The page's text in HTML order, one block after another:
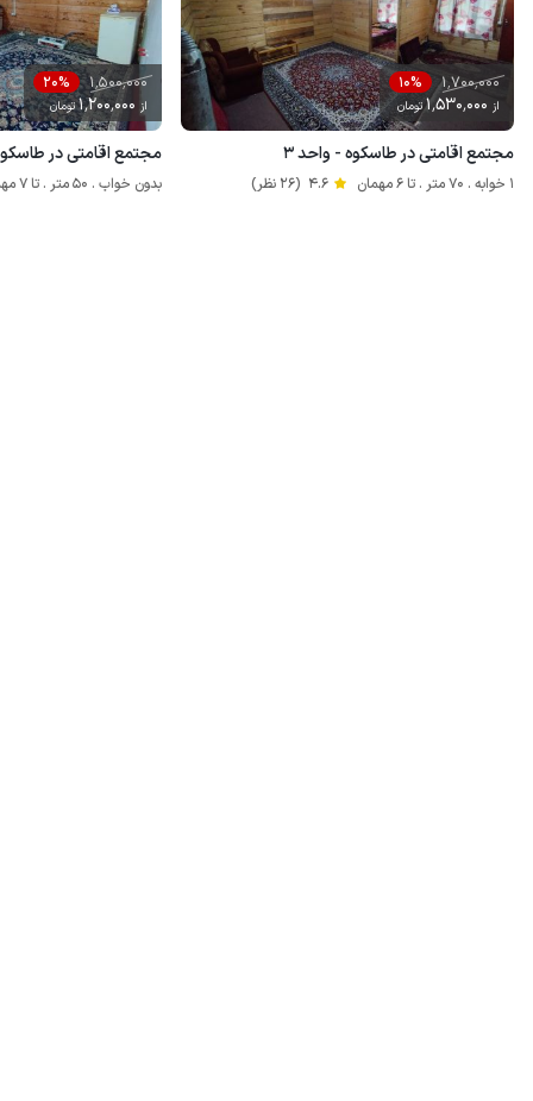
1٬700٬000 10%
از 1٬530٬000تومان
مجتمع اقامتی در طاسکوه - واحد ۳
1 خوابه . 70 متر . تا 6 مهمان 4.6 (26 نظر)
1٬500٬000 20%
از 1٬200٬000تومان
مجتمع اقامتی در
بدون خواب . 50 متر . تا 7 مهمان